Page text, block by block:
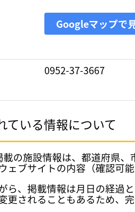
Googleマップで
0952-37-3667
ている情報について
の施設情報は、都道府県
ェブサイトの内容（確認可
ら、掲載情報は月日の経過
更されることもあるため、